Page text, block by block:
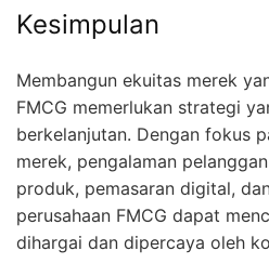
Kesimpulan
Membangun ekuitas merek
FMCG memerlukan strategi
berkelanjutan. Dengan fokus
merek, pengalaman
produk, pemasaran digital,
perusahaan FMCG dapat
dihargai dan dipercaya oleh